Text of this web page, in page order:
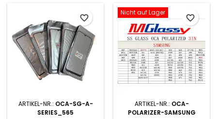
ARTIKEL-NR.: OCA-SG-A-
SERIES_565
favorite_border
Nicht auf Lager
ARTIKEL-NR.: OCA-
POLARIZER-SAMSUNG
favorite_border